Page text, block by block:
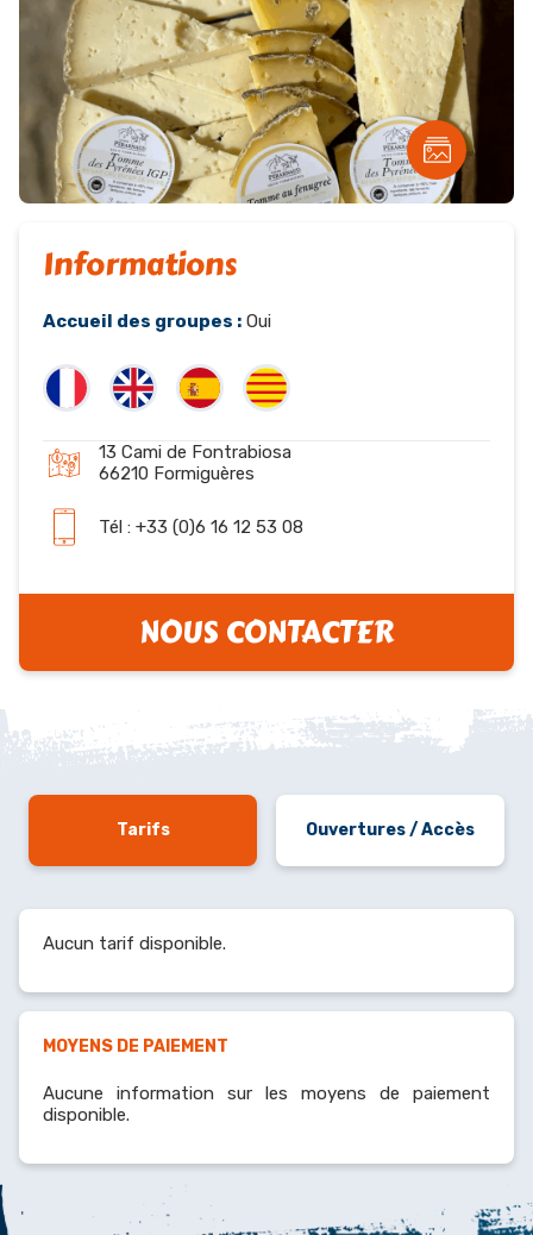
Informations
Accueil des groupes : Oui
13 Cami de Fontrabiosa
66210 Formiguères
Tél : +33 (0)6 16 12 53 08
NOUS CONTACTER
Tarifs Ouvertures / Accès
Aucun tarif disponible.
MOYENS DE PAIEMENT
Aucune information sur les moyens de paiement
disponible.